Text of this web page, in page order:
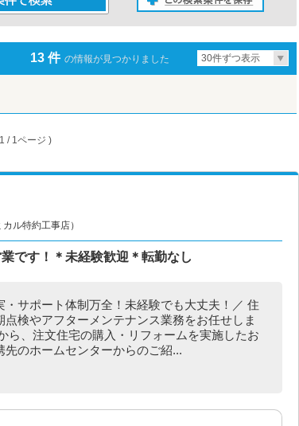
13 件 の情報が見つかりました 30件ずつ表示
/ 1ページ )
ル特約工事店）
です！＊未経験歓迎＊転勤なし
・サポート体制万全！未経験でも大丈夫！／ 住
点検やアフターメンテナンス業務をお任せしま
ら、注文住宅の購入・リフォームを実施したお
先のホームセンターからのご紹...